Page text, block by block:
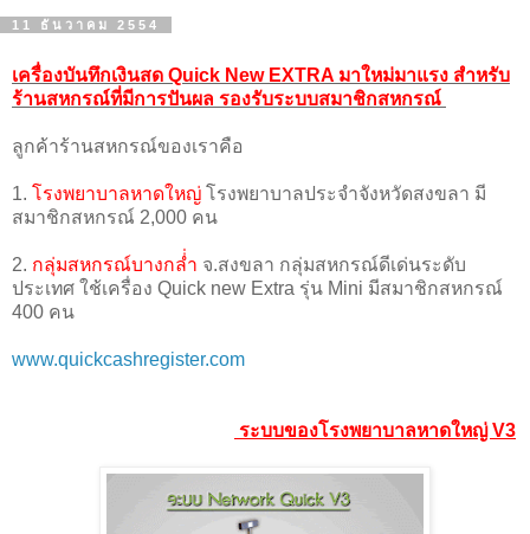
11 ธันวาคม 2554
เครื่องบันทึกเงินสด Quick New EXTRA มาใหม่มาแรง สำหรับ
ร้านสหกรณ์ที่มีการปันผล รองรับระบบสมาชิกสหกรณ์
ลูกค้าร้านสหกรณ์ของเราคือ
1. โรงพยาบาลหาดใหญ่ โรงพยาบาลประจำจังหวัดสงขลา มี
สมาชิกสหกรณ์ 2,000 คน
2. กลุ่มสหกรณ์บางกลํ่ำ จ.สงขลา กลุ่มสหกรณ์ดีเด่นระดับ
ประเทศ ใช้เครื่อง Quick new Extra รุ่น Mini มีสมาชิกสหกรณ์
400 คน
www.quickcashregister.com
ระบบของโรงพยาบาลหาดใหญ่ V3